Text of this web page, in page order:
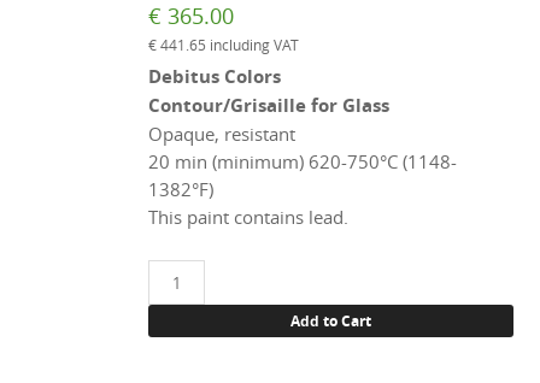
€ 365.00
€441.65 including VAT
Debitus Colors
Contour/Grisaille for Glass
Opaque, resistant
20 min (minimum) 620-750°C (1148-
1382°F)
This paint contains lead.
Brun
ton
Add to Cart